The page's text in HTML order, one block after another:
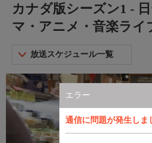
エラー
通信に問題が発生しま
カナダ版シーズン1 -
マ・アニメ・音楽ライ
放送スケジュール一覧